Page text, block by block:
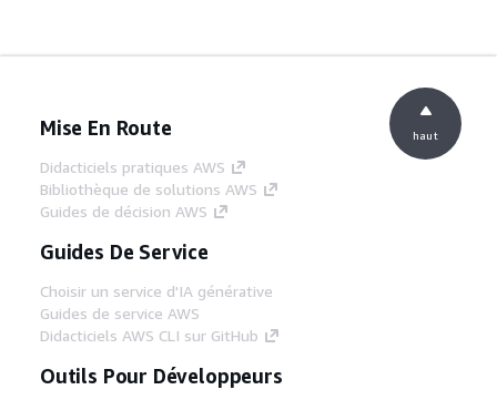
Mise En Route
Didacticiels pratiques AWS
Bibliothèque de solutions AWS
Guides de décision AWS
Guides De Service
Choisir un service d'IA générative
Guides de service AWS
Didacticiels AWS CLI sur GitHub
Outils Pour Développeurs
haut